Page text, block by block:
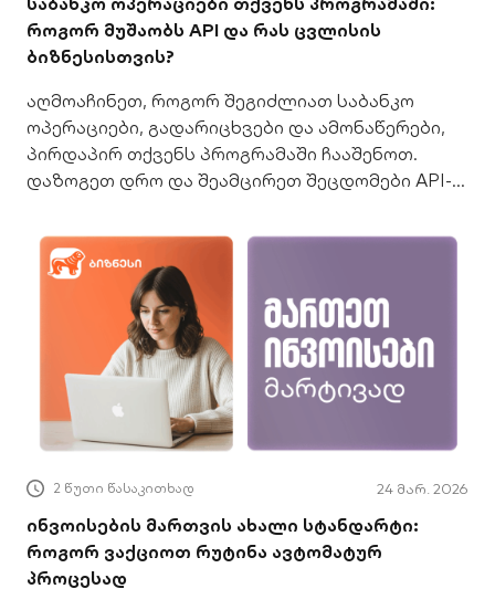
როგორ მუშაობს API და რას ცვლისის
ბიზნესისთვის?
აღმოაჩინეთ, როგორ შეგიძლიათ საბანკო
ოპერაციები, გადარიცხვები და ამონაწერები,
პირდაპირ თქვენს პროგრამაში ჩააშენოთ.
დაზოგეთ დრო და შეამცირეთ შეცდომები API-
2 წუთი წასაკითხად 24 მარ. 2026
ინვოისების მართვის ახალი სტანდარტი:
როგორ ვაქციოთ რუტინა ავტომატურ
პროცესად